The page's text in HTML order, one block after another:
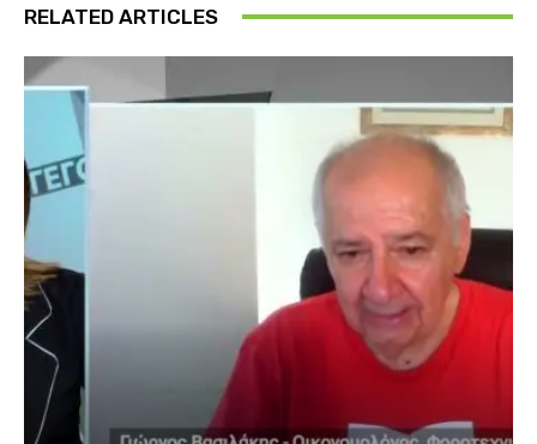
RELATED ARTICLES